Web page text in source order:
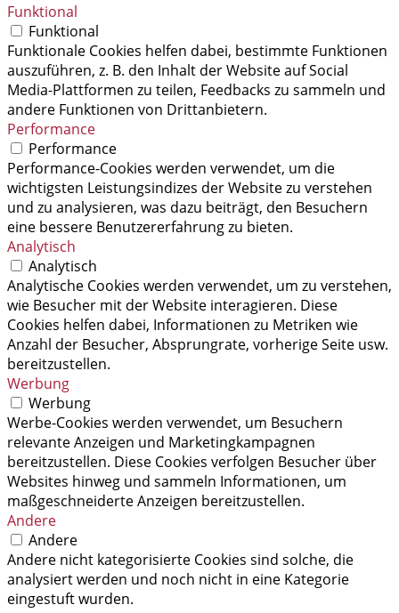
Funktional
Funktional
Funktionale Cookies helfen dabei, bestimmte Funktionen
auszuführen, z. B. den Inhalt der Website auf Social
Media-Plattformen zu teilen, Feedbacks zu sammeln und
andere Funktionen von Drittanbietern.
Performance
Performance
Performance-Cookies werden verwendet, um die
wichtigsten Leistungsindizes der Website zu verstehen
und zu analysieren, was dazu beiträgt, den Besuchern
eine bessere Benutzererfahrung zu bieten.
Analytisch
Analytisch
Analytische Cookies werden verwendet, um zu verstehen,
wie Besucher mit der Website interagieren. Diese
Cookies helfen dabei, Informationen zu Metriken wie
Anzahl der Besucher, Absprungrate, vorherige Seite usw.
bereitzustellen.
Werbung
Werbung
Werbe-Cookies werden verwendet, um Besuchern
relevante Anzeigen und Marketingkampagnen
bereitzustellen. Diese Cookies verfolgen Besucher über
Websites hinweg und sammeln Informationen, um
maßgeschneiderte Anzeigen bereitzustellen.
Andere
Andere
Andere nicht kategorisierte Cookies sind solche, die
analysiert werden und noch nicht in eine Kategorie
eingestuft wurden.